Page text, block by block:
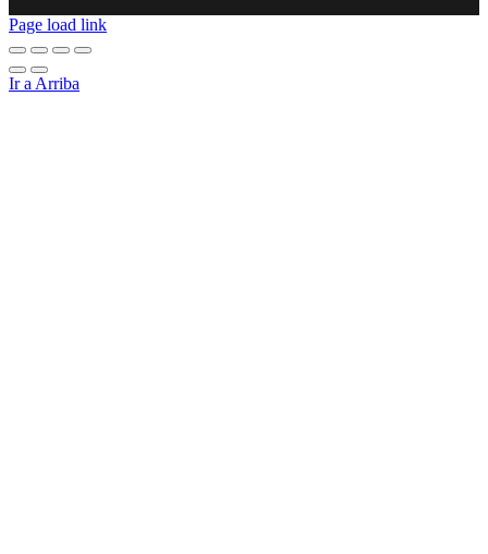
Page load link
Ir a Arriba